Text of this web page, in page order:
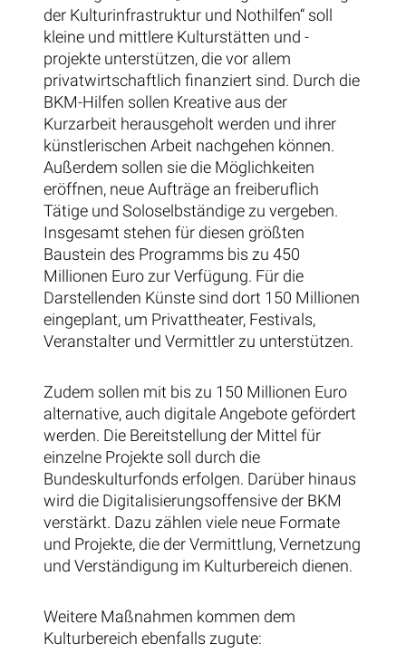
der Kulturinfrastruktur und Nothilfen“ soll
kleine und mittlere Kulturstätten und -
projekte unterstützen, die vor allem
privatwirtschaftlich finanziert sind. Durch die
BKM-Hilfen sollen Kreative aus der
Kurzarbeit herausgeholt werden und ihrer
künstlerischen Arbeit nachgehen können.
Außerdem sollen sie die Möglichkeiten
eröffnen, neue Aufträge an freiberuflich
Tätige und Soloselbständige zu vergeben.
Insgesamt stehen für diesen größten
Baustein des Programms bis zu 450
Millionen Euro zur Verfügung. Für die
Darstellenden Künste sind dort 150 Millionen
eingeplant, um Privattheater, Festivals,
Veranstalter und Vermittler zu unterstützen.
Zudem sollen mit bis zu 150 Millionen Euro
alternative, auch digitale Angebote gefördert
werden. Die Bereitstellung der Mittel für
einzelne Projekte soll durch die
Bundeskulturfonds erfolgen. Darüber hinaus
wird die Digitalisierungsoffensive der BKM
verstärkt. Dazu zählen viele neue Formate
und Projekte, die der Vermittlung, Vernetzung
und Verständigung im Kulturbereich dienen.
Weitere Maßnahmen kommen dem
Kulturbereich ebenfalls zugute: